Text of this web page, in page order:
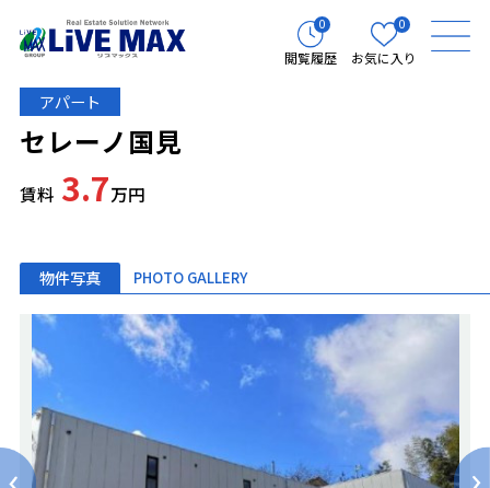
0
閲覧履歴
0
お気に入り
アパート
セレーノ国見
賃料 3.7万円
物件写真 PHOTO GALLERY